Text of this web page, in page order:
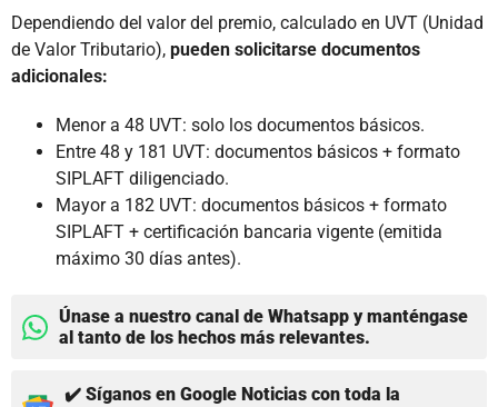
Dependiendo del valor del premio, calculado en UVT (Unidad
de Valor Tributario), pueden solicitarse documentos
adicionales:
Menor a 48 UVT: solo los documentos básicos.
Entre 48 y 181 UVT: documentos básicos + formato
SIPLAFT diligenciado.
Mayor a 182 UVT: documentos básicos + formato
SIPLAFT + certificación bancaria vigente (emitida
máximo 30 días antes).
Únase a nuestro canal de Whatsapp y manténgase
al tanto de los hechos más relevantes.
✔️ Síganos en Google Noticias con toda la